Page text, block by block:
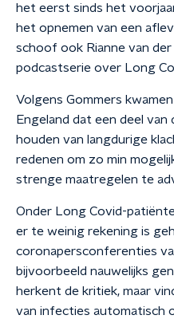
het eerst sinds het
het opnemen van een
schoof ook Rianne van der
podcastserie over Long
Volgens Gommers
Engeland dat een deel
houden van langdurige
redenen om zo min
strenge maatregelen te
Onder Long Covid-
er te weinig rekening is
coronapersconferenties
bijvoorbeeld nauwelijks
herkent de kritiek, maar
van infecties automatisch